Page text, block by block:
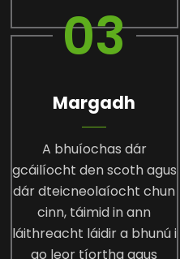
03
Margadh
A bhuíochas dár
gcáilíocht den scoth agus
dár dteicneolaíocht chun
cinn, táimid in ann
láithreacht láidir a bhunú i
go leor tíortha agus